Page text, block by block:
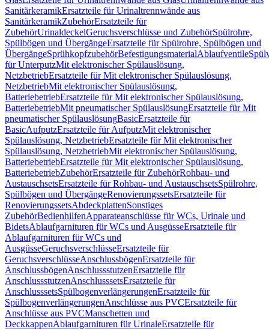
SanitärkeramikErsatzteile für Urinaltrennwände aus
SanitärkeramikZubehörErsatzteile für
ZubehörUrinaldeckelGeruchsverschlüsse und ZubehörSpülrohre,
Spülbögen und ÜbergängeErsatzteile für Spülrohre, Spülbögen und
ÜbergängeSprühkopfzubehörBefestigungsmaterialAblaufventile
für UnterputzMit elektronischer Spülauslösung,
NetzbetriebErsatzteile für Mit elektronischer Spülauslösung,
NetzbetriebMit elektronischer Spülauslösung,
BatteriebetriebErsatzteile für Mit elektronischer Spülauslösung,
BatteriebetriebMit pneumatischer SpülauslösungErsatzteile für Mit
pneumatischer SpülauslösungBasicErsatzteile für
BasicAufputzErsatzteile für AufputzMit elektronischer
Spülauslösung, NetzbetriebErsatzteile für Mit elektronischer
Spülauslösung, NetzbetriebMit elektronischer Spülauslösung,
BatteriebetriebErsatzteile für Mit elektronischer Spülauslösung,
BatteriebetriebZubehörErsatzteile für ZubehörRohbau- und
AustauschsetsErsatzteile für Rohbau- und AustauschsetsSpülrohre,
Spülbögen und ÜbergängeRenovierungssetsErsatzteile für
RenovierungssetsAbdeckplattenSonstiges
ZubehörBedienhilfenApparateanschlüsse für WCs, Urinale und
BidetsAblaufgarnituren für WCs und AusgüsseErsatzteile für
Ablaufgarnituren für WCs und
AusgüsseGeruchsverschlüsseErsatzteile für
GeruchsverschlüsseAnschlussbögenErsatzteile für
AnschlussbögenAnschlussstutzenErsatzteile für
AnschlussstutzenAnschlusssetsErsatzteile für
AnschlusssetsSpülbogenverlängerungenErsatzteile für
SpülbogenverlängerungenAnschlüsse aus PVCErsatzteile für
Anschlüsse aus PVCManschetten und
DeckkappenAblaufgarnituren für UrinaleErsatzteile für